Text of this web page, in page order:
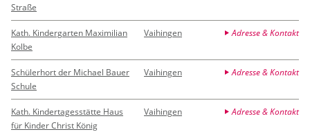
Straße
Kath. Kindergarten Maximilian
Kolbe
Vaihingen Adresse & Kontakt
Schülerhort der Michael Bauer
Schule
Vaihingen Adresse & Kontakt
Kath. Kindertagesstätte Haus
für Kinder Christ König
Vaihingen Adresse & Kontakt